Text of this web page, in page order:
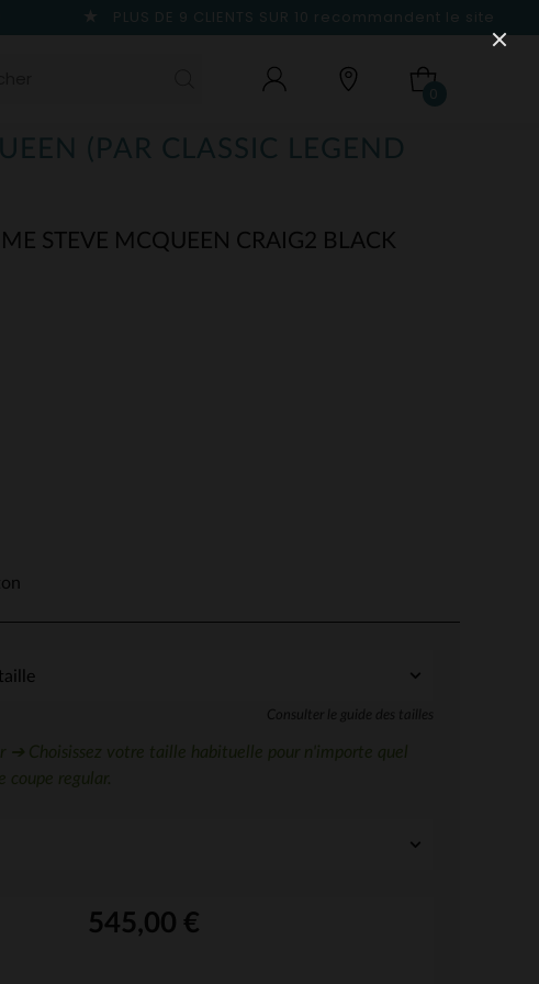
PLUS DE 9 CLIENTS SUR 10 recommandent le site
0
(PAR CLASSIC LEGEND
STEVE MCQUEEN CRAIG2 BLACK
Consulter le guide des tailles
➔ Choisissez votre taille habituelle pour n'importe quel
coupe regular.
545,00 €